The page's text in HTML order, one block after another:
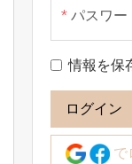
パスワー
情報を保
ログイン
で